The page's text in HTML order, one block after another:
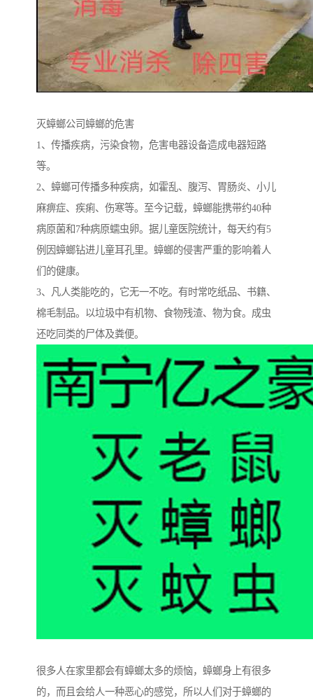
灭蟑螂公司蟑螂的危害
1、传播疾病，污染食物，危害电器设备造成电器短路
等。
2、蟑螂可传播多种疾病，如霍乱、腹泻、胃肠炎、小儿
麻痹症、疾痢、伤寒等。至今记载，蟑螂能携带约40种
病原菌和7种病原蠕虫卵。据儿童医院统计，每天约有5
例因蟑螂钻进儿童耳孔里。蟑螂的侵害严重的影响着人
们的健康。
3、凡人类能吃的，它无一不吃。有时常吃纸品、书籍、
棉毛制品。以垃圾中有机物、食物残渣、物为食。成虫
还吃同类的尸体及粪便。
很多人在家里都会有蟑螂太多的烦恼，蟑螂身上有很多
的，而且会给人一种恶心的感觉，所以人们对于蟑螂的